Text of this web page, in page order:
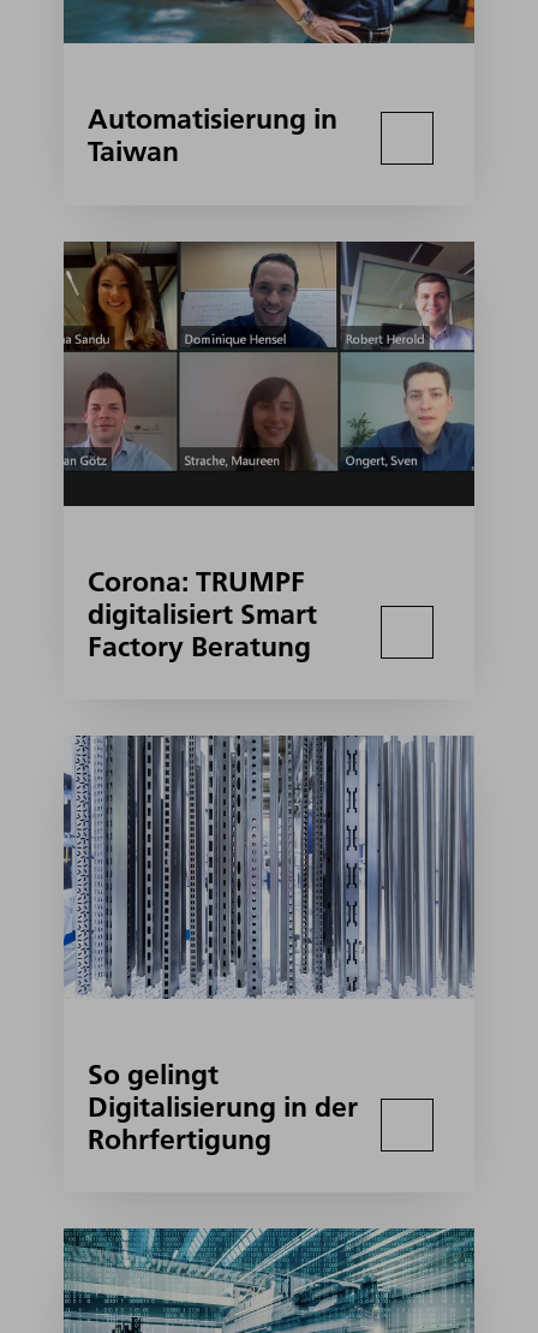
Automatisierung in
Taiwan
Corona: TRUMPF
digitalisiert Smart
Factory Beratung
So gelingt
Digitalisierung in der
Rohrfertigung